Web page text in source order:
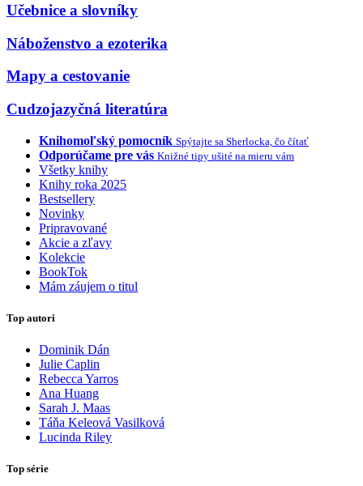
Učebnice a slovníky
Náboženstvo a ezoterika
Mapy a cestovanie
Cudzojazyčná literatúra
Knihomoľský pomocník Spýtajte sa Sherlocka, čo čítať
Odporúčame pre vás Knižné tipy ušité na mieru vám
Všetky knihy
Knihy roka 2025
Bestsellery
Novinky
Pripravované
Akcie a zľavy
Kolekcie
BookTok
Mám záujem o titul
Top autori
Dominik Dán
Julie Caplin
Rebecca Yarros
Ana Huang
Sarah J. Maas
Táňa Keleová Vasilková
Lucinda Riley
Top série